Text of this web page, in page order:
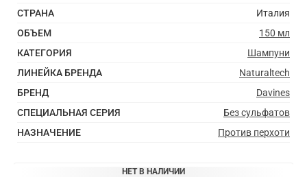
СТРАНА
Италия
ОБЪЕМ
150 мл
КАТЕГОРИЯ
Шампуни
ЛИНЕЙКА БРЕНДА
Naturaltech
БРЕНД
Davines
СПЕЦИАЛЬНАЯ СЕРИЯ
Без сульфатов
НАЗНАЧЕНИЕ
Против перхоти
НЕТ В НАЛИЧИИ